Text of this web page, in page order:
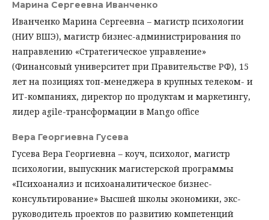
Марина Сергеевна Иванченко
Иванченко Марина Сергеевна – магистр психологии
(НИУ ВШЭ), магистр бизнес-администрирования по
направлению «Стратегическое управление»
(Финансовый университет при Правительстве РФ), 15
лет на позициях топ-менеджера в крупных телеком- и
ИТ-компаниях, директор по продуктам и маркетингу,
лидер agile-трансформации в Mango office
Вера Георгиевна Гусева
Гусева Вера Георгиевна – коуч, психолог, магистр
психологии, выпускник магистерской программы
«Психоанализ и психоаналитическое бизнес-
консультирование» Высшей школы экономики, экс-
руководитель проектов по развитию компетенций